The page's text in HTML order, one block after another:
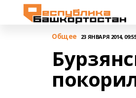
Общее 23 ЯНВАРЯ 2014,